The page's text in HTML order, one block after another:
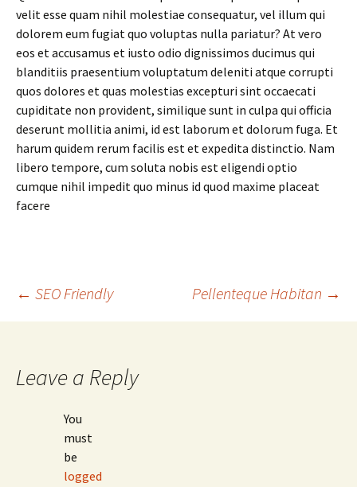
velit esse quam nihil molestiae consequatur, vel illum qui
dolorem eum fugiat quo voluptas nulla pariatur? At vero
eos et accusamus et iusto odio dignissimos ducimus qui
blanditiis praesentium voluptatum deleniti atque corrupti
quos dolores et quas molestias excepturi sint occaecati
cupiditate non provident, similique sunt in culpa qui officia
deserunt mollitia animi, id est laborum et dolorum fuga. Et
harum quidem rerum facilis est et expedita distinctio. Nam
libero tempore, cum soluta nobis est eligendi optio
cumque nihil impedit quo minus id quod maxime placeat
facere
Post
← SEO Friendly Pellenteque Habitan →
Leave a Reply
You
must
be
logged